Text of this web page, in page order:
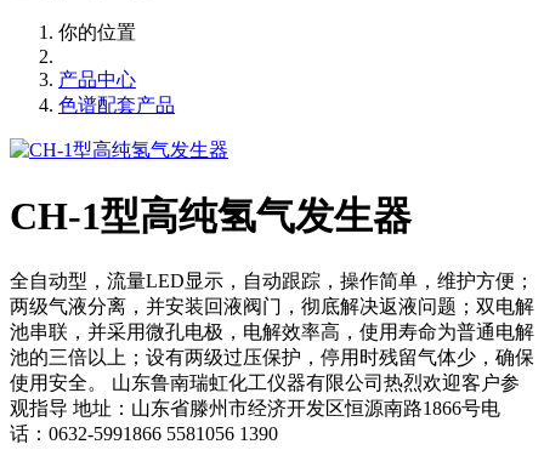
你的位置
产品中心
色谱配套产品
CH-1型高纯氢气发生器
全自动型，流量LED显示，自动跟踪，操作简单，维护方便；
两级气液分离，并安装回液阀门，彻底解决返液问题；双电解
池串联，并采用微孔电极，电解效率高，使用寿命为普通电解
池的三倍以上；设有两级过压保护，停用时残留气体少，确保
使用安全。 山东鲁南瑞虹化工仪器有限公司热烈欢迎客户参
观指导 地址：山东省滕州市经济开发区恒源南路1866号电
话：0632-5991866 5581056 1390